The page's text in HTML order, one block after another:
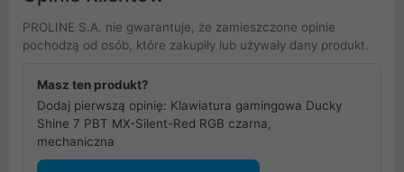
PROLINE S.A. nie gwarantuje, że zamieszczone opinie
pochodzą od osób, które zakupiły lub używały dany produkt.
Masz ten produkt?
Dodaj pierwszą opinię: Klawiatura gamingowa Ducky
Shine 7 PBT MX-Silent-Red RGB czarna,
mechaniczna